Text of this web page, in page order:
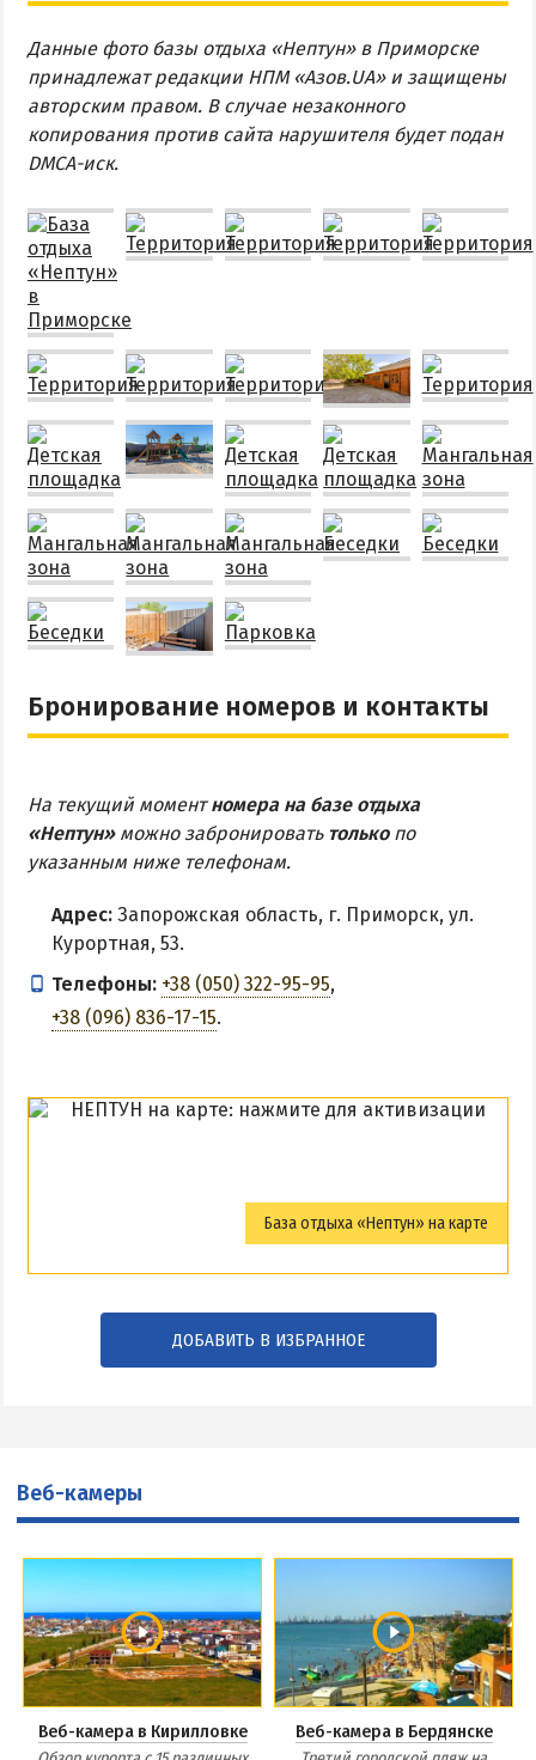
Данные фото базы отдыха «Нептун» в Приморске
принадлежат редакции НПМ «Азов.UA» и защищены
авторским правом. В случае незаконного
копирования против сайта нарушителя будет подан
DMCA-иск.
Бронирование номеров и контакты
На текущий моментномера на базе отдыха
«Нептун»можно забронировать толькопо
указанным ниже телефонам.
Адрес: Запорожская область, г. Приморск, ул.
Курортная, 53.
Телефоны: +38 (050) 322-95-95,
+38 (096) 836-17-15.
База отдыха «Нептун» на карте
ДОБАВИТЬ В ИЗБРАННОЕ
Веб-камеры
Веб-камера в Кирилловке Веб-камера в Бердянске